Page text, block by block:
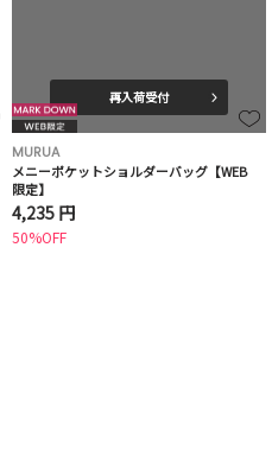
再入荷受付
MURUA
メニーポケットショルダーバッグ【WEB
限定】
4,235 円
50%OFF